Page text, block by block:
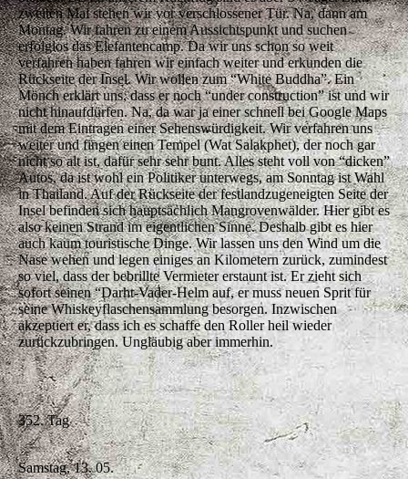
zweiten Mal stehen wir vor verschlossener Tür. Na, dann am
Montag. Wir fahren zu einem Aussichtspunkt und suchen
erfolglos das Elefantencamp. Da wir uns schon so weit
verfahren haben fahren wir einfach weiter und erkunden die
Rückseite der Insel. Wir wollen zum “White Buddha”. Ein
Mönch erklärt uns, dass er noch “under construction” ist und wir
nicht hinaufdürfen. Na, da war ja einer schnell bei Google Maps
mit dem Eintragen einer Sehenswürdigkeit. Wir verfahren uns
weiter und fingen einen Tempel (Wat Salakphet), der noch gar
nicht so alt ist, dafür sehr sehr bunt. Alles steht voll von “dicken”
Autos, da ist wohl ein Politiker unterwegs, am Sonntag ist Wahl
in Thailand. Auf der Rückseite der festlandzugeneigten Seite der
Insel befinden sich hauptsächlich Mangrovenwälder. Hier gibt es
also keinen Strand im eigentlichen Sinne. Deshalb gibt es hier
auch kaum touristische Dinge. Wir lassen uns den Wind um die
Nase wehen und legen einiges an Kilometern zurück, zumindest
so viel, dass der bebrillte Vermieter erstaunt ist. Er zieht sich
sofort seinen “Darht-Vader-Helm auf, er muss neuen Sprit für
seine Whiskeyflaschensammlung besorgen. Inzwischen
akzeptiert er, dass ich es schaffe den Roller heil wieder
zurückzubringen. Ungläubig aber immerhin.
352. Tag
Samstag, 13. 05.